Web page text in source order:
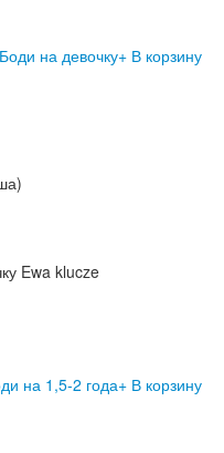
+ В корзину
Боди на девочку
Ewa klucze
+ В корзину
на 1,5-2 года